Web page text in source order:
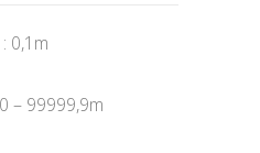
0,1m
– 99999,9m